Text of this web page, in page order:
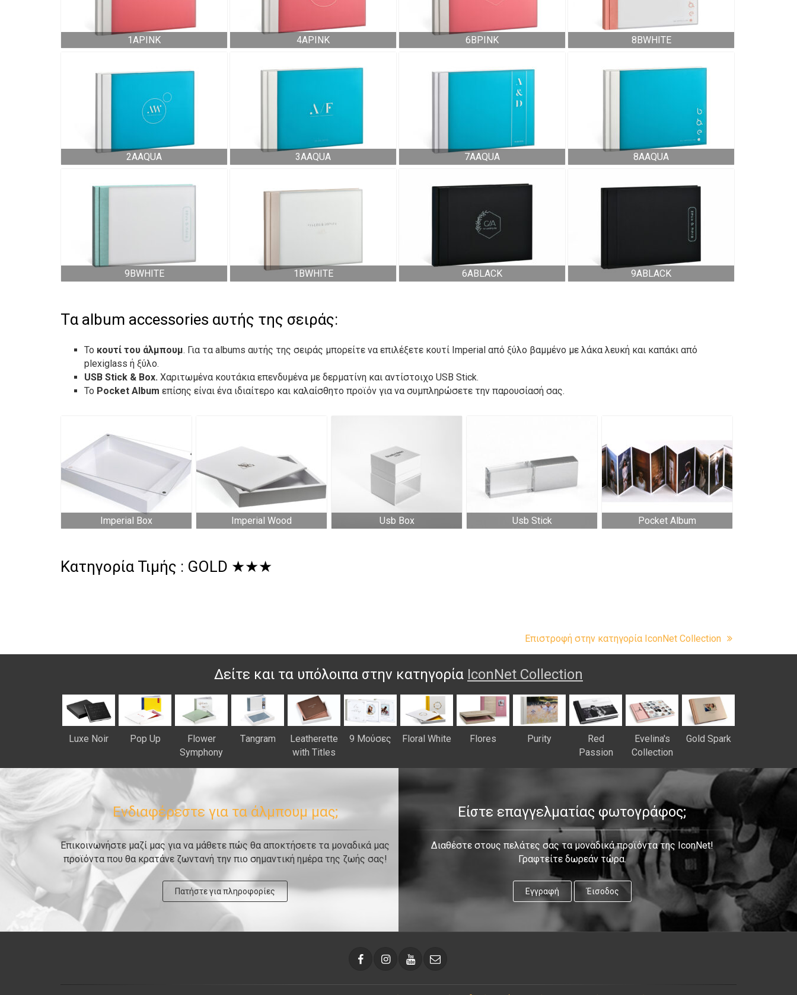
1APINK 4APINK 6BPINK 8BWHITE
2AAQUA 3AAQUA 7AAQUA 8AAQUA
9BWHITE 1BWHITE 6ABLACK 9ABLACK
Tα album accessories αυτής της σειράς:
Το κουτί του άλμπουμ. Για τα albums αυτής της σειράς μπορείτε να επιλέξετε κουτί Imperial από ξύλο βαμμένο με λάκα λευκή και καπάκι από
plexiglass ή ξύλο.
USB Stick & Box. Χαριτωμένα κουτάκια επενδυμένα με δερματίνη και αντίστοιχο USB Stick.
Το Pocket Album επίσης είναι ένα ιδιαίτερο και καλαίσθητο προϊόν για να συμπληρώσετε την παρουσίασή σας.
Imperial Box Imperial Wood Usb Box Usb Stick Pocket Album
Κατηγορία Τιμής : GOLD ★★★
Επιστροφή στην κατηγορία IconNet Collection
Δείτε και τα υπόλοιπα στην κατηγορία IconNet Collection
Luxe Noir Pop Up
Flower
Symphony
Τangram
Leatherette
with Titles
9 Μούσες Floral White Flores Purity
Red
Passion
Evelina's
Collection
Gold Spark
Ενδιαφέρεστε για τα άλμπουμ μας;
Επικοινωνήστε μαζί μας για να μάθετε πώς θα αποκτήσετε τα μοναδικά μας
προϊόντα που θα κρατάνε ζωντανή την πιο σημαντική ημέρα της ζωής σας!
Πατήστε για πληροφορίες
Είστε επαγγελματίας φωτογράφος;
Διαθέστε στους πελάτες σας τα μοναδικά προϊόντα της IconNet!
Γραφτείτε δωρεάν τώρα.
Εγγραφή Έισοδος